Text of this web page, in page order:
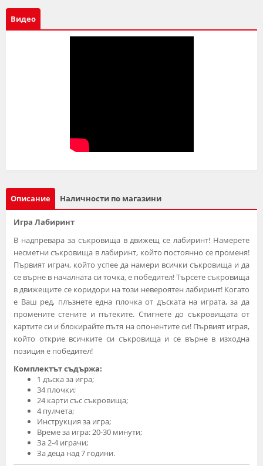
Видео
Описание Наличности по магазини
Игра Лабиринт
В надпревара за съкровища в движещ се лабиринт! Намерете
несметни съкровища в лабиринт, който постоянно се променя!
Първият играч, който успее да намери всички съкровища и да
се върне в началната си точка, е победител! Търсете съкровища
в движещите се коридори на този невероятен лабиринт! Когато
е Ваш ред, плъзнете една плочка от дъската на играта, за да
промените стените и пътеките. Стигнете до съкровищата от
картите си и блокирайте пътя на опонентите си! Първият играя,
който открие всичките си съкровища и се върне в изходна
позиция е победител!
Комплектът съдържа:
1 дъска за игра;
34 плочки;
24 карти със съкровища;
4 пулчета;
Инструкция за игра;
Време за игра: 20-30 минути;
За 2-4 играчи;
За деца над 7 години.